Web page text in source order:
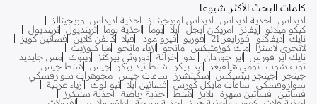
كلمات البحث الأكثر شيوعا
اديداس احذية اديداس اديداس اوريجينالز
احذية اديداس اوريجينالز
كيكو ميلانو
إيفانز امريكان ايجل ايلا بوما احذية بوما ترينديول ترينديول
نايك ديفاكتو فورايفر 21 فوريو فيرو مودا فيلا كالفن كلاين فساتين كويز
لانجري لاسنزا
ماك كوزمتيكس مانجو ازياء مانجو
هيا كلوزيت
نايك اير فورس
اير جوردان الدو خزانة دوروثي بيركنز ريبوك مس جايديد
توب شوب تومي هيلفيغر تيد بيكر شنط تيد بيكر جيس
شنط جيس
جينجر
جينجر بيسيكس سكيتشرز ساعات جيس مجوهرات سوارفسكي
سواروفسكي
ساعات مايكل كورس فساتين ايلا نيو لوك أزياء عربية
فساتين
فساتين سهرة بلايز شنط احذية رياضة
احذية سنيكرز